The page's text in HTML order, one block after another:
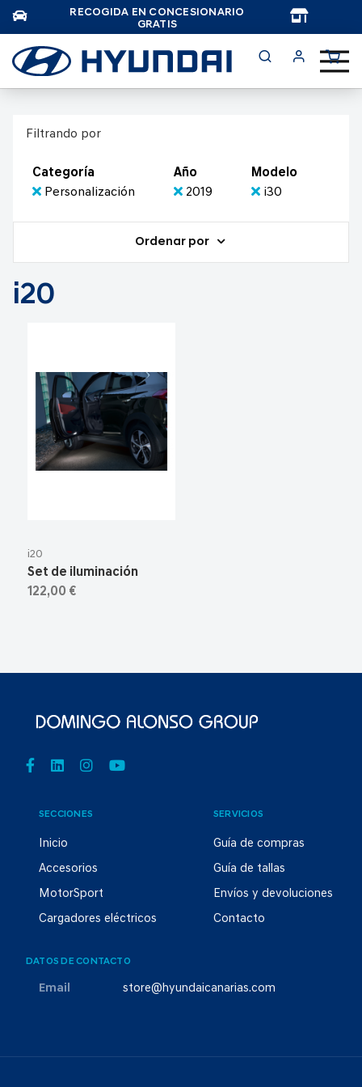
RECOGIDA EN CONCESIONARIO
GRATIS
Filtrando por
Categoría
Personalización
Año
2019
Modelo
i30
Ordenar por
i20
i20
Set de iluminación
122,00 €
SECCIONES
Inicio
Accesorios
MotorSport
Cargadores eléctricos
SERVICIOS
Guía de compras
Guía de tallas
Envíos y devoluciones
Contacto
DATOS DE CONTACTO
Email store@hyundaicanarias.com